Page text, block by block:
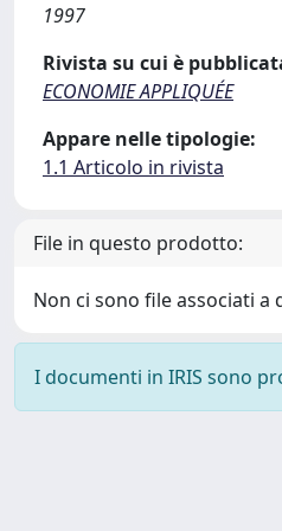
1997
Rivista su cui è
ECONOMIE APPLIQUÉE
Appare nelle tipologie:
1.1 Articolo in rivista
File in questo prodotto:
Non ci sono file associati
I documenti in IRIS sono